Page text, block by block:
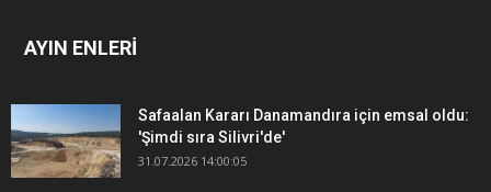
AYIN ENLERİ
Safaalan Kararı Danamandıra için emsal oldu:
'Şimdi sıra Silivri'de'
31.07.2026 14:00:05